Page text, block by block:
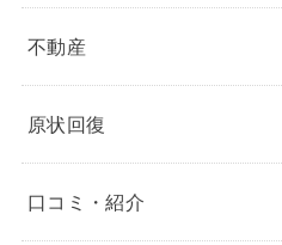
不動産
原状回復
口コミ・紹介